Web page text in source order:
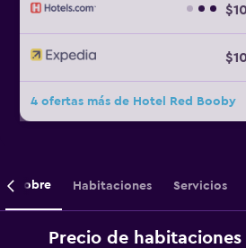
4 ofertas más de Hotel Red Booby
Sobre Habitaciones Servicios
Precio de